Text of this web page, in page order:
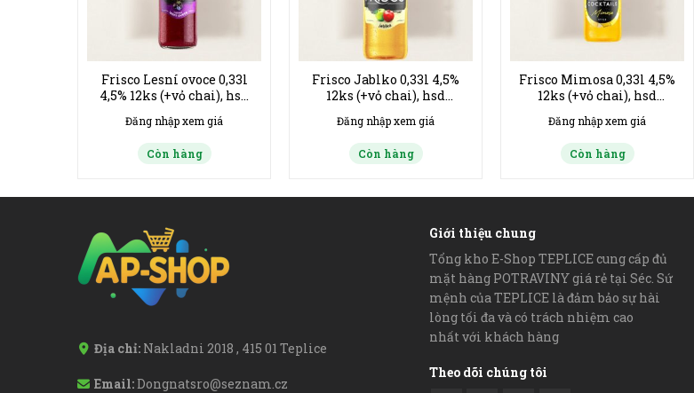
Frisco Lesní ovoce 0,33l
4,5% 12ks (+vỏ chai), hsd
Đăng nhập xem giá
Còn hàng
Frisco Jablko 0,33l 4,5%
12ks (+vỏ chai), hsd
Đăng nhập xem giá
Còn hàng
Frisco Mimosa 0,33l 4,5%
12ks (+vỏ chai), hsd
Đăng nhập xem giá
Còn hàng
Địa chỉ: Nakladni 2018 , 415 01 Teplice
Email:Dongnatsro@seznam.cz
Giới thiệu chung
Tổng kho E-Shop TEPLICE cung cấp đủ
mặt hàng POTRAVINY giá rẻ tại Séc. Sứ
mệnh của TEPLICE là đảm bảo sự hài
lòng tối đa và có trách nhiệm cao
nhất với khách hàng
Theo dõi chúng tôi